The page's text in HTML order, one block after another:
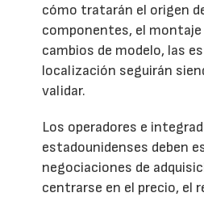
cómo tratarán el origen
componentes, el
cambios de modelo, las
localización seguirán
validar.
Los operadores e
estadounidenses deben
negociaciones de
centrarse en el precio, el